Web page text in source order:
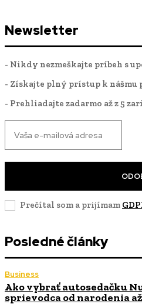
Newsletter
- Nikdy nezmeškajte príbeh s
- Získajte plný prístup k nášmu
- Prehliadajte zadarmo až z 5
Prečítal som a prijímam
Posledné články
Business
Ako vybrať autosedačku
sprievodca od narodenia